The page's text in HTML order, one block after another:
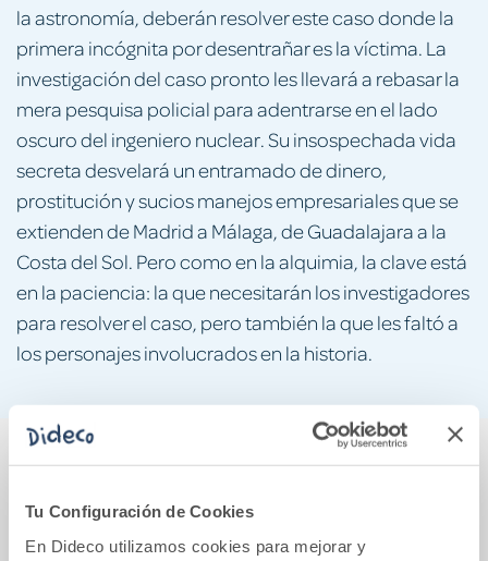
Tu Configuración de Cookies
En Dideco utilizamos cookies para mejorar y
la astronomía, deberán resolver este caso donde la
primera incógnita por desentrañar es la víctima. La
investigación del caso pronto les llevará a rebasar la
mera pesquisa policial para adentrarse en el lado
oscuro del ingeniero nuclear. Su insospechada vida
secreta desvelará un entramado de dinero,
prostitución y sucios manejos empresariales que se
extienden de Madrid a Málaga, de Guadalajara a la
Costa del Sol. Pero como en la alquimia, la clave está
en la paciencia: la que necesitarán los investigadores
para resolver el caso, pero también la que les faltó a
los personajes involucrados en la historia.
También podría gustarte...